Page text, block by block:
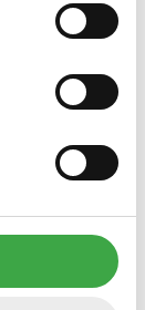
erbjuder
till